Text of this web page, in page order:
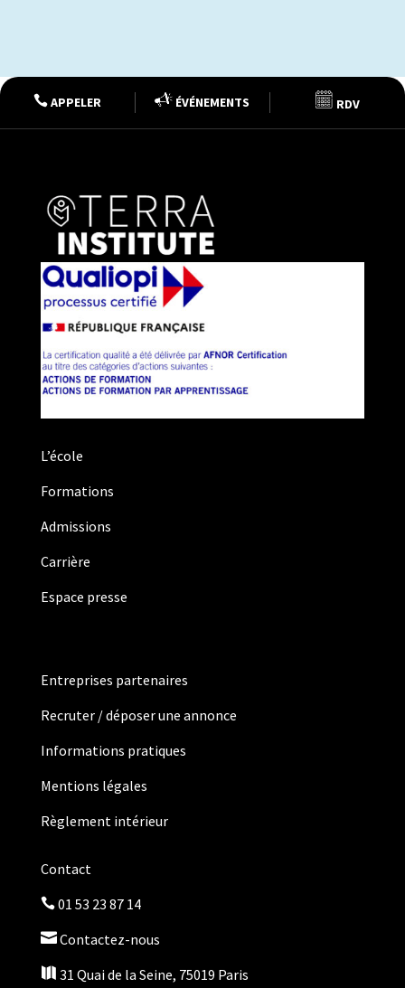
APPELER ÉVÉNEMENTS RDV
L’école
Formations
Admissions
Carrière
Espace presse
Entreprises partenaires
Recruter / déposer une annonce
Informations pratiques
Mentions légales
Règlement intérieur
Contact
01 53 23 87 14
Contactez-nous
 31 Quai de la Seine, 75019 Paris